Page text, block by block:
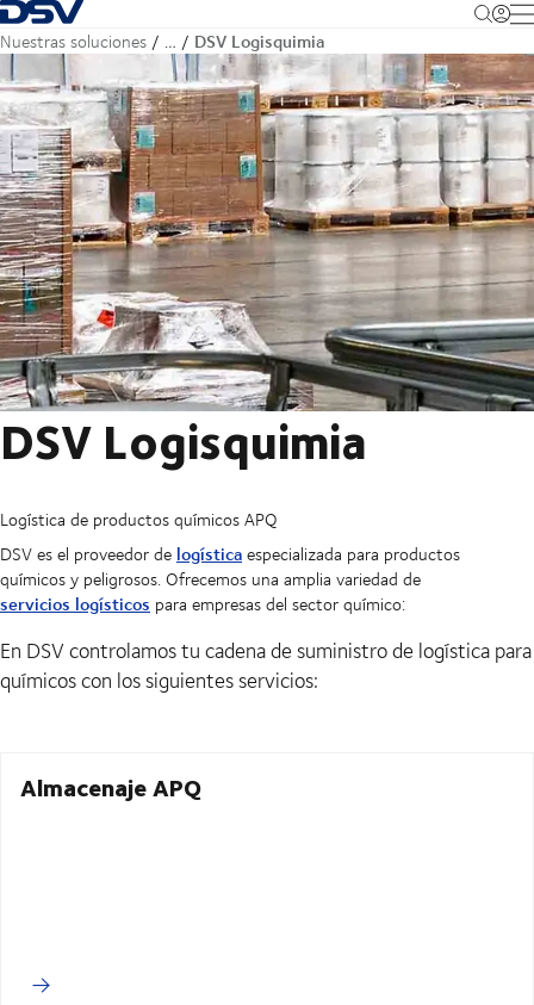
Volver a la página de inicio
Nuestras soluciones … DSV Logisquimia
DSV Logisquimia
Logística de productos químicos APQ
DSV es el proveedor de logísticaespecializada para productos
químicos y peligrosos. Ofrecemos una amplia variedad de
servicios logísticos para empresas del sector químico:
En DSV controlamos tu cadena de suministro de logística para
químicos con los siguientes servicios:
Almacenaje APQ